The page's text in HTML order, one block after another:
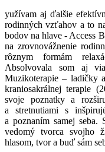
yužívam aj ďalšie
rodinných vzťahov a to
bodov na hlave - Access
na zrovnovážnenie
rôznym formám
Absolvovala som aj
Muzikoterapie – ladičky
kraniosakrálnej terapie
svoje poznatky a
a stretnutiami s
a poznaním samej
vedomý tvorca svojho
hlasom, tvor a buď sám